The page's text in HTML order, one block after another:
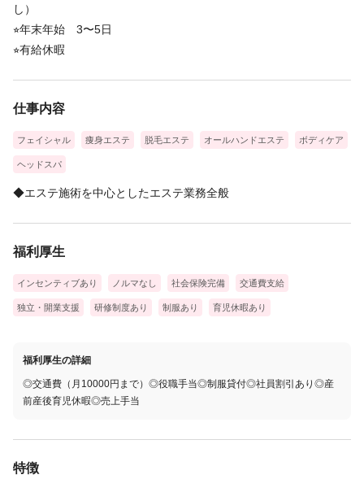
し）
⭐︎年末年始 3〜5日
⭐︎有給休暇
仕事内容
フェイシャル 痩身エステ 脱毛エステ オールハンドエステ ボディケア
ヘッドスパ
◆エステ施術を中心としたエステ業務全般
福利厚生
インセンティブあり ノルマなし 社会保険完備 交通費支給
独立・開業支援 研修制度あり 制服あり 育児休暇あり
福利厚生の詳細
◎交通費（月10000円まで）◎役職手当◎制服貸付◎社員割引あり◎産
前産後育児休暇◎売上手当
特徴